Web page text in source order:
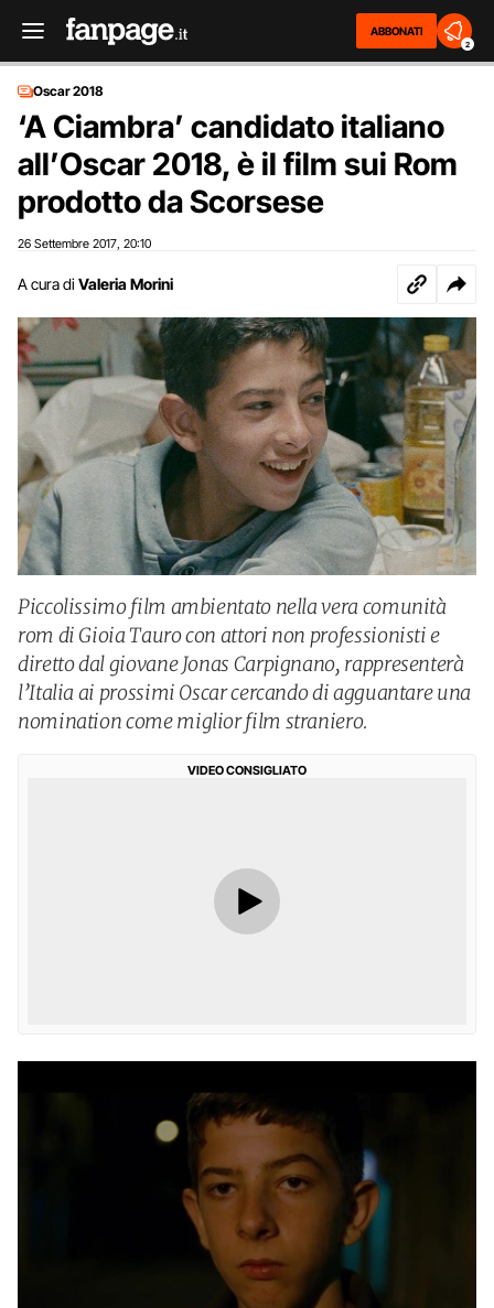
ABBONATI
2
Oscar 2018
‘A Ciambra’ candidato italiano
all’Oscar 2018, è il film sui Rom
prodotto da Scorsese
26 Settembre 2017 20:10
A cura di Valeria Morini
Piccolissimo film ambientato nella vera comunità
rom di Gioia Tauro con attori non professionisti e
diretto dal giovane Jonas Carpignano, rappresenterà
l’Italia ai prossimi Oscar cercando di agguantare una
nomination come miglior film straniero.
VIDEO CONSIGLIATO